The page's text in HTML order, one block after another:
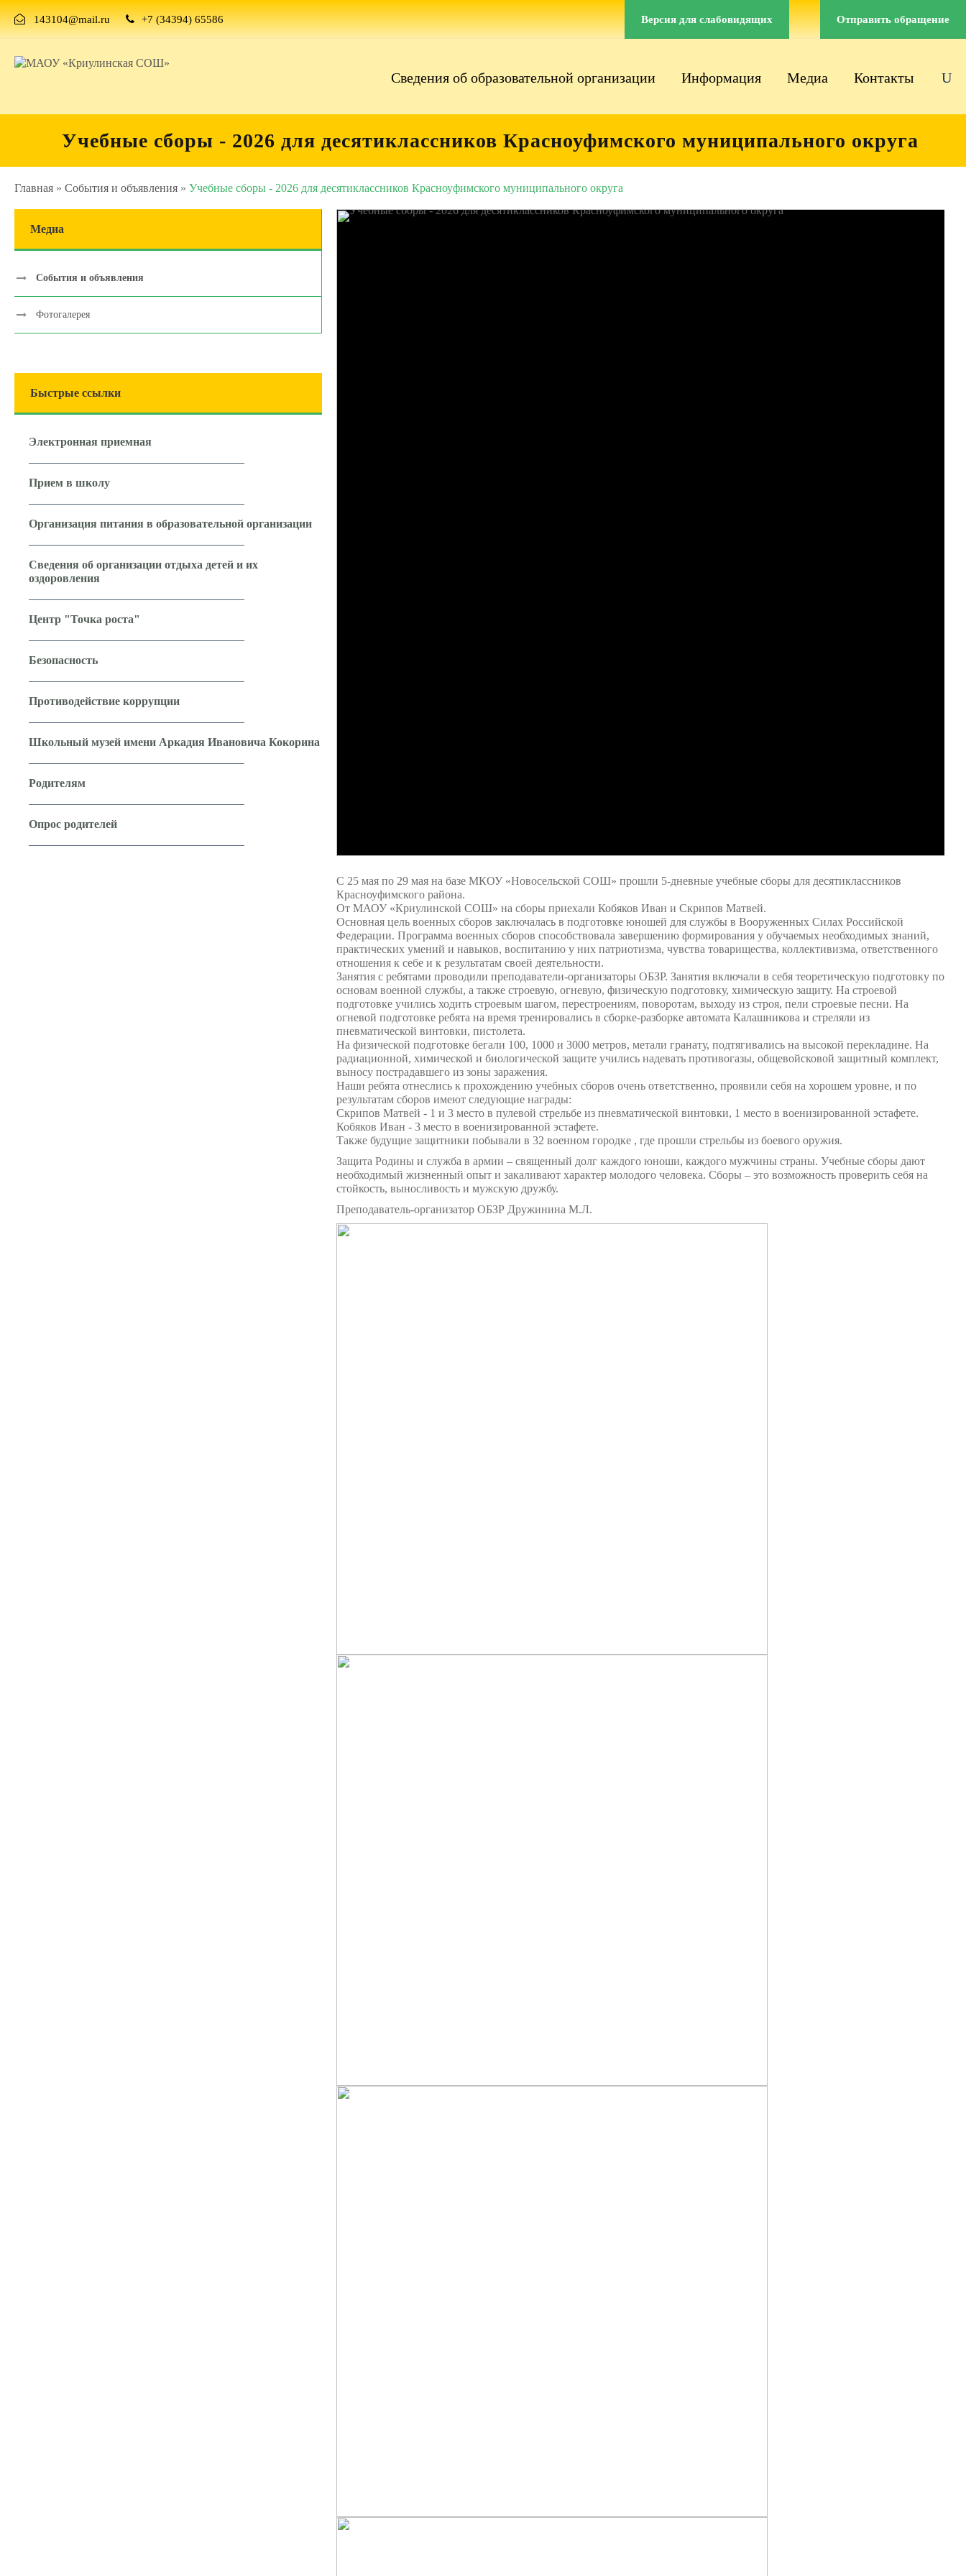
143104@mail.ru +7 (34394) 65586 Отправить обращение
Версия для слабовидящих
Сведения об образовательной организации Информация Медиа Контакты
Учебные сборы - 2026 для десятиклассников Красноуфимского муниципального округа
Главная » События и объявления » Учебные сборы - 2026 для десятиклассников Красноуфимского муниципального округа
С 25 мая по 29 мая на базе МКОУ «Новосельской СОШ» прошли 5-дневные учебные сборы для десятиклассников
Красноуфимского района.
От МАОУ «Криулинской СОШ» на сборы приехали Кобяков Иван и Скрипов Матвей.
Основная цель военных сборов заключалась в подготовке юношей для службы в Вооруженных Силах Российской
Федерации. Программа военных сборов способствовала завершению формирования у обучаемых необходимых знаний,
практических умений и навыков, воспитанию у них патриотизма, чувства товарищества, коллективизма, ответственного
отношения к себе и к результатам своей деятельности.
Занятия с ребятами проводили преподаватели-организаторы ОБЗР. Занятия включали в себя теоретическую подготовку по
основам военной службы, а также строевую, огневую, физическую подготовку, химическую защиту. На строевой
подготовке учились ходить строевым шагом, перестроениям, поворотам, выходу из строя, пели строевые песни. На
огневой подготовке ребята на время тренировались в сборке-разборке автомата Калашникова и стреляли из
пневматической винтовки, пистолета.
На физической подготовке бегали 100, 1000 и 3000 метров, метали гранату, подтягивались на высокой перекладине. На
радиационной, химической и биологической защите учились надевать противогазы, общевойсковой защитный комплект,
выносу пострадавшего из зоны заражения.
Наши ребята отнеслись к прохождению учебных сборов очень ответственно, проявили себя на хорошем уровне, и по
результатам сборов имеют следующие награды:
Скрипов Матвей - 1 и 3 место в пулевой стрельбе из пневматической винтовки, 1 место в военизированной эстафете.
Кобяков Иван - 3 место в военизированной эстафете.
Также будущие защитники побывали в 32 военном городке , где прошли стрельбы из боевого оружия.
Защита Родины и служба в армии – священный долг каждого юноши, каждого мужчины страны. Учебные сборы дают
необходимый жизненный опыт и закаливают характер молодого человека. Сборы – это возможность проверить себя на
стойкость, выносливость и мужскую дружбу.
Преподаватель-организатор ОБЗР Дружинина М.Л.
Медиа
События и объявления
Фотогалерея
Быстрые ссылки
Электронная приемная
Прием в школу
Организация питания в образовательной организации
Сведения об организации отдыха детей и их
оздоровления
Центр "Точка роста"
Безопасность
Противодействие коррупции
Школьный музей имени Аркадия Ивановича Кокорина
Родителям
Опрос родителей